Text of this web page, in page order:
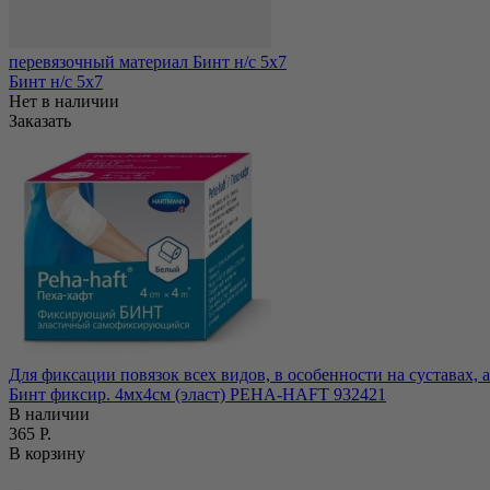
перевязочный материал Бинт н/с 5х7
Бинт н/с 5х7
Нет в наличии
Заказать
Для фиксации повязок всех видов, в особенности на
Бинт фиксир. 4мх4см (эласт) РЕНА-HAFT 932421
В наличии
365 Р.
В корзину